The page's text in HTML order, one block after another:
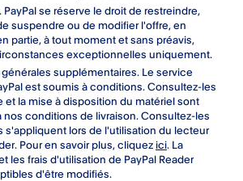
PayPal se réserve le droit de restreindre,
suspendre ou de modifier l'offre, en
partie, à tout moment et sans préavis,
exceptionnelles uniquement.
supplémentaires. Le service
est soumis à conditions. Consultez-les
et la mise à disposition du matériel sont
nos conditions de livraison. Consultez-les
s'appliquent lors de l'utilisation du lecteur
Pour en savoir plus, cliquez ici. La
les frais d'utilisation de PayPal Reader
d'être modifiés.